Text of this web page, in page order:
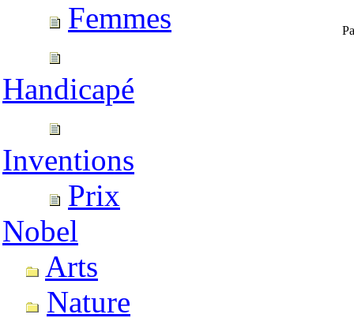
Femmes
Handicapé
Inventions
Prix
Nobel
Arts
Nature